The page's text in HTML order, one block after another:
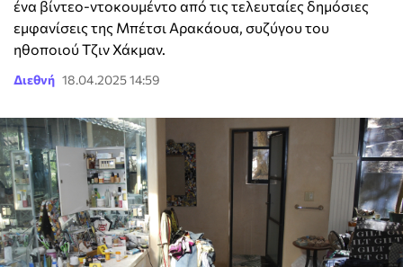
ένα βίντεο-ντοκουμέντο από τις τελευταίες δημόσιες
εμφανίσεις της Μπέτσι Αρακάουα, συζύγου του
ηθοποιού Τζιν Χάκμαν.
Διεθνή 18.04.2025 14:59